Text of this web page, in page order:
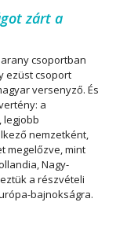
zárt a
csoportban
ezüst csoport
versenyző. És
a
legjobb
nemzetként,
megelőzve, mint
Nagy-
a részvételi
bajnokságra.